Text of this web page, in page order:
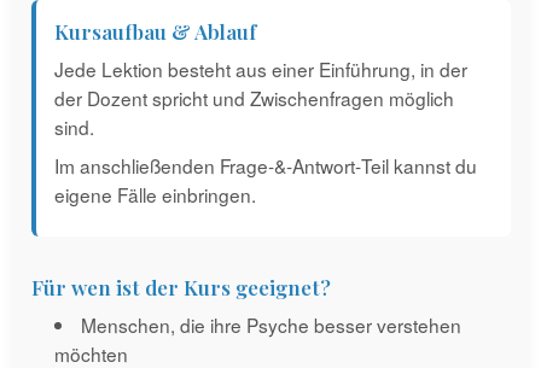
Kursaufbau & Ablauf
Jede Lektion besteht aus einer Einführung, in der
der Dozent spricht und Zwischenfragen möglich
sind.
Im anschließenden Frage‐&‐Antwort‐Teil kannst du
eigene Fälle einbringen.
Für wen ist der Kurs geeignet?
Menschen, die ihre Psyche besser verstehen
möchten